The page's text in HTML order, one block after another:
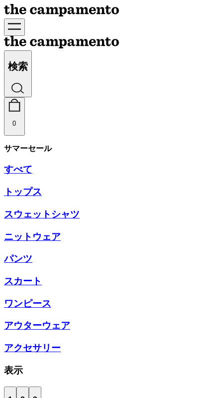
検索
0
サマーセール
すべて
トップス
スウェットシャツ
ニットウェア
パンツ
スカート
ワンピース
アウターウェア
アクセサリー
表示